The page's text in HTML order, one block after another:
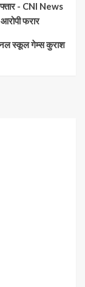
- CNI News
फरार
स्कूल गेम्स कुराश